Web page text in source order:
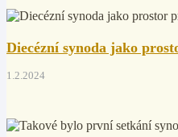
Diecézní synoda jako
1.2.2024